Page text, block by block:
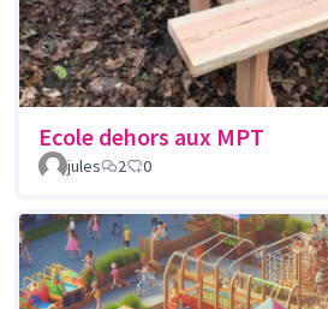
Ecole dehors aux MPT
jules 2 0